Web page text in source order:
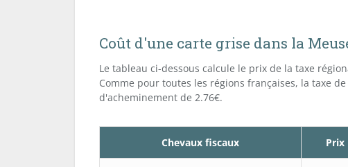
Coût d'une carte grise dans la
Le tableau ci-dessous calcule le prix de la taxe
Comme pour toutes les régions françaises, la taxe
d'acheminement de 2.76€.
Chevaux fiscaux Prix